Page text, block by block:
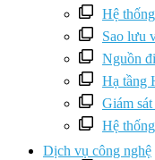
Hệ
Sao lưu
Nguồn
Hạ tầng
Giám
Hệ
Dịch vụ công nghệ